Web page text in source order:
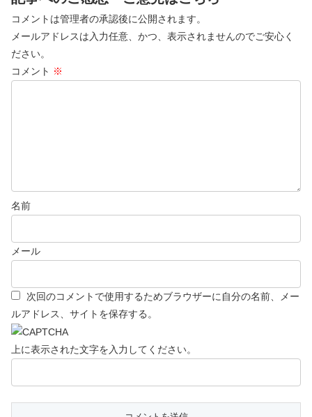
コメントは管理者の承認後に公開されます。
メールアドレスは入力任意、かつ、表示されませんのでご安心く
ださい。
コメント ※
名前
メール
次回のコメントで使用するためブラウザーに自分の名前、メー
ルアドレス、サイトを保存する。
上に表示された文字を入力してください。